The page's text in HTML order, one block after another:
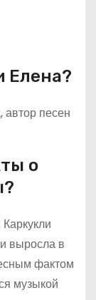
Елена?
автор песен
о
выросла в
фактом
музыкой